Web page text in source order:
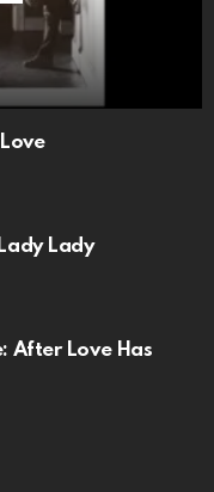
Lady
After Love Has